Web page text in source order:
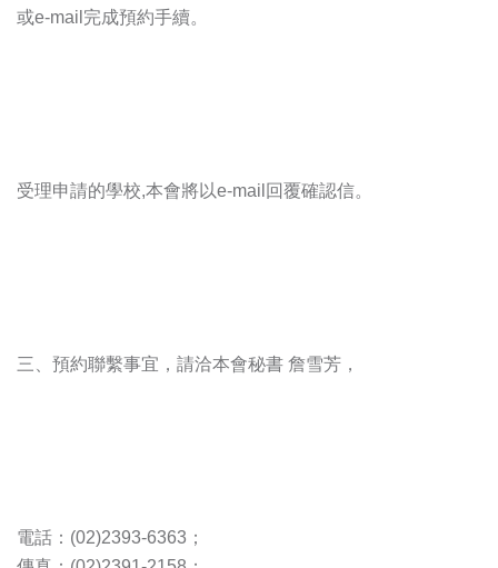
或e-mail完成預約手續。
受理申請的學校,本會將以e-mail回覆確認信。
三、預約聯繫事宜，請洽本會秘書 詹雪芳，
電話：(02)2393-6363；